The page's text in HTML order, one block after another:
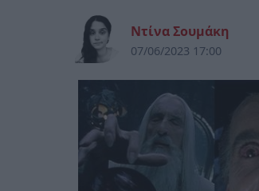
Ντίνα Σουμάκη
07/06/2023 17:00